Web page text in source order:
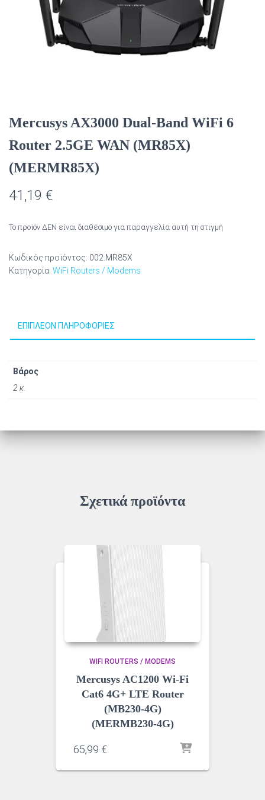
Mercusys AX3000 Dual-Band WiFi 6
Router 2.5GE WAN (MR85X)
(MERMR85X)
41,19 €
Το προϊόν ΔΕΝ είναι διαθέσιμο για παραγγελία αυτή τη στιγμή
Κωδικός προϊόντος: 002.MR85X
Κατηγορία: WiFi Routers / Modems
ΕΠΙΠΛΈΟΝ ΠΛΗΡΟΦΟΡΊΕΣ
Βάρος
2 κ.
Σχετικά προϊόντα
WIFI ROUTERS / MODEMS
Mercusys AC1200 Wi-Fi
Cat6 4G+ LTE Router
(MB230-4G)
(MERMB230-4G)
65,99 €